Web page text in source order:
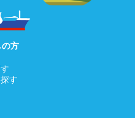
（商品発送後）
合による返品返金・交換は行
かわらず、対応期間内に電話
の方
す